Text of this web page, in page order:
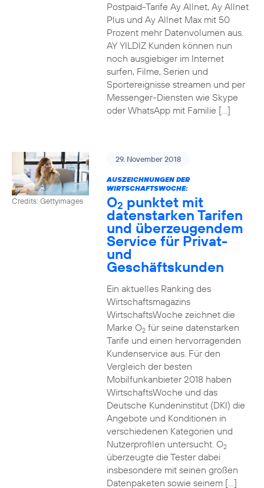
Postpaid-Tarife Ay Allnet, Ay Allnet
Plus und Ay Allnet Max mit 50
Prozent mehr Datenvolumen aus.
AY YILDIZ Kunden können nun
noch ausgiebiger im Internet
surfen, Filme, Serien und
Sportereignisse streamen und per
Messenger-Diensten wie Skype
oder WhatsApp mit Familie […]
Credits: Gettyimages
29. November 2018
AUSZEICHNUNGEN DER
WIRTSCHAFTSWOCHE:
O2 punktet mit
datenstarken Tarifen
und überzeugendem
Service für Privat-
und
Geschäftskunden
Ein aktuelles Ranking des
Wirtschaftsmagazins
WirtschaftsWoche zeichnet die
Marke O2für seine datenstarken
Tarife und einen hervorragenden
Kundenservice aus. Für den
Vergleich der besten
Mobilfunkanbieter 2018 haben
WirtschaftsWoche und das
Deutsche Kundeninstitut (DKI) die
Angebote und Konditionen in
verschiedenen Kategorien und
Nutzerprofilen untersucht. O2
überzeugte die Tester dabei
insbesondere mit seinen großen
Datenpaketen sowie seinem […]